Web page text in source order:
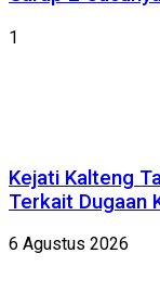
1
Kejati Kalteng
Terkait Dugaan
6 Agustus 2026